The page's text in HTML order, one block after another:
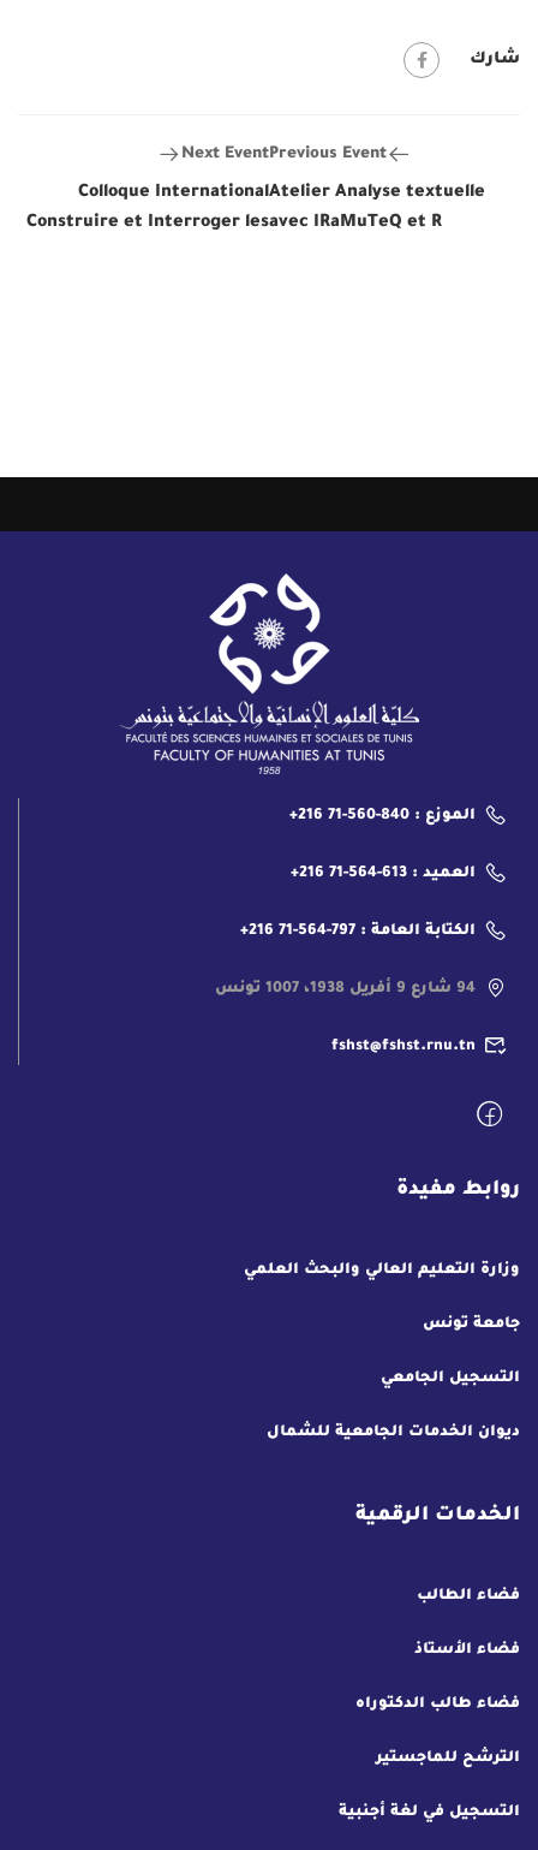
شارك
Previous Event
Atelier Analyse textuelle
avec IRaMuTeQ et R
Next Event
Colloque International
Construire et Interroger les
الموزع : 840-560-71 216+
العميد : 613-564-71 216+
الكتابة العامة : 797-564-71 216+
94 شارع 9 أفريل 1938، 1007 تونس
fshst@fshst.rnu.tn
روابط مفيدة
وزارة التعليم العالي والبحث العلمي
جامعة تونس
التسجيل الجامعي
ديوان الخدمات الجامعية للشمال
الخدمات الرقمية
فضاء الطالب
فضاء الأستاذ
فضاء طالب الدكتوراه
الترشح للماجستير
التسجيل في لغة أجنبية